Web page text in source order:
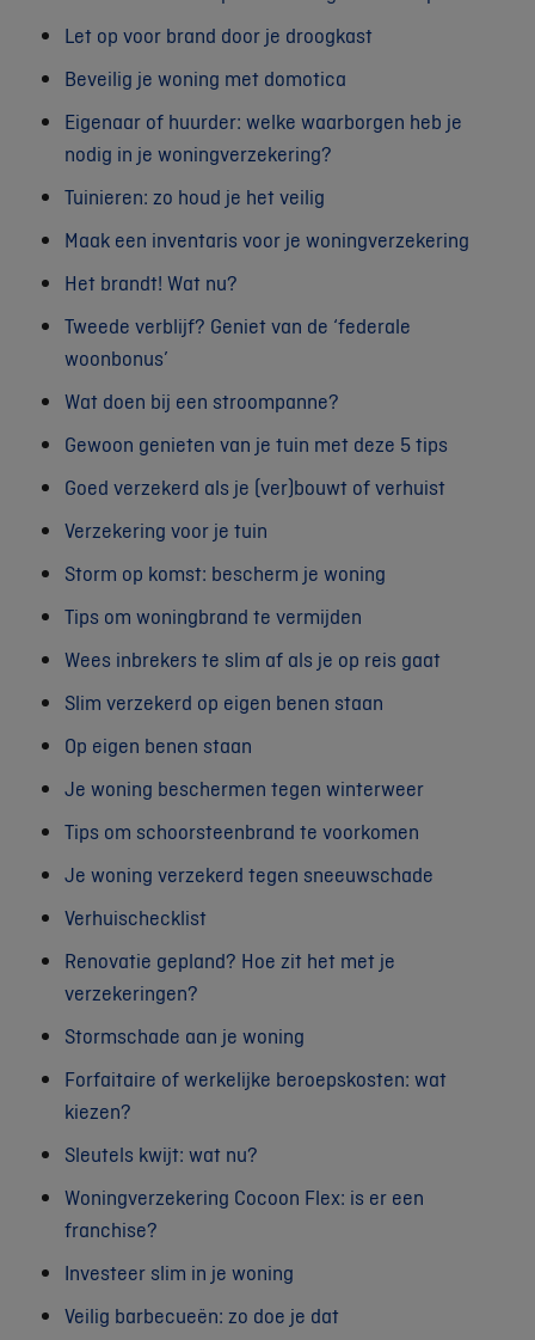
Let op voor brand door je droogkast
Beveilig je woning met domotica
Eigenaar of huurder: welke waarborgen heb je
nodig in je woningverzekering?
Tuinieren: zo houd je het veilig
Maak een inventaris voor je woningverzekering
Het brandt! Wat nu?
Tweede verblijf? Geniet van de ‘federale
woonbonus’
Wat doen bij een stroompanne?
Gewoon genieten van je tuin met deze 5 tips
Goed verzekerd als je (ver)bouwt of verhuist
Verzekering voor je tuin
Storm op komst: bescherm je woning
Tips om woningbrand te vermijden
Wees inbrekers te slim af als je op reis gaat
Slim verzekerd op eigen benen staan
Op eigen benen staan
Je woning beschermen tegen winterweer
Tips om schoorsteenbrand te voorkomen
Je woning verzekerd tegen sneeuwschade
Verhuischecklist
Renovatie gepland? Hoe zit het met je
verzekeringen?
Stormschade aan je woning
Forfaitaire of werkelijke beroepskosten: wat
kiezen?
Sleutels kwijt: wat nu?
Woningverzekering Cocoon Flex: is er een
franchise?
Investeer slim in je woning
Veilig barbecueën: zo doe je dat